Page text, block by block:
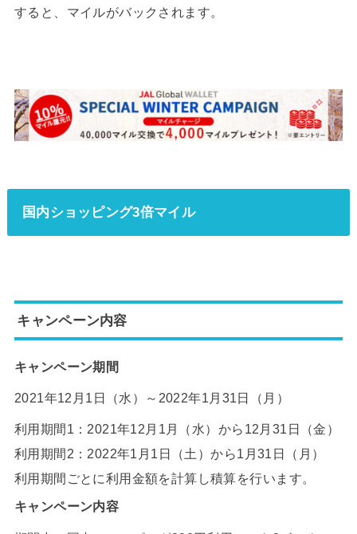
すると、マイルがバックされます。
国内ショッピング3倍マイル
キャンペーン内容
キャンペーン期間
2021年12月1日（水）～2022年1月31日（月）
利用期間1：2021年12月1月（水）から12月31日（金）
利用期間2：2022年1月1日（土）から1月31日（月）
利用期間ごとに利用金額を計算し積算を行います。
キャンペーン内容